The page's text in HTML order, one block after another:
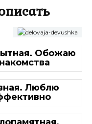
Обожаю
Люблю